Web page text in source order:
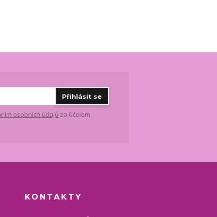
Přihlásit se
osobních údajů za účelem
KONTAKTY